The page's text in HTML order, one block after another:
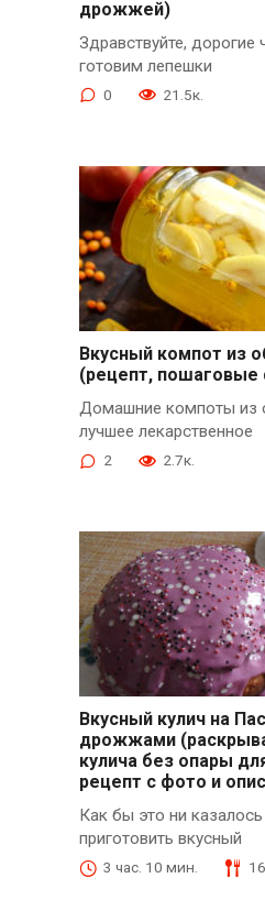
дрожжей)
Здравствуйте, дорогие
готовим лепешки
0 21.5к.
Вкусный компот из
(рецепт, пошаговые
Домашние компоты из
лучшее лекарственное
2 2.7к.
Вкусный кулич на
дрожжами
кулича без опары
рецепт с фото и
Как бы это ни
приготовить вкусный
3 час. 10 мин. 16